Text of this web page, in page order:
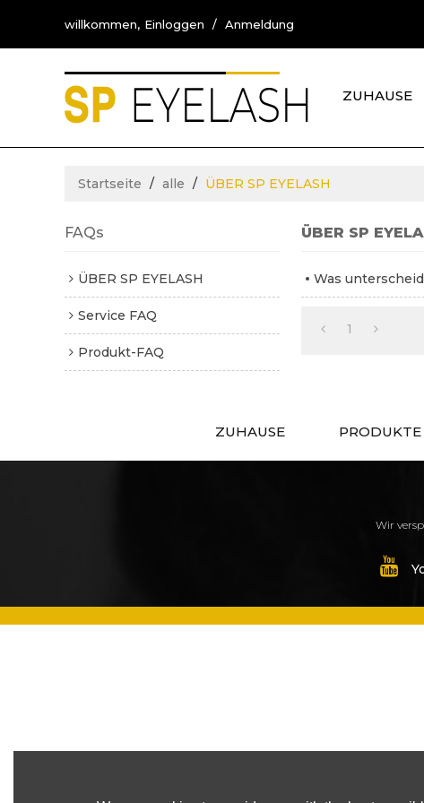
willkommen, Einloggen / Anmeldung
ZUHAUSE
Startseite / alle / ÜBER SP EYELASH
FAQs
ÜBER SP EYELASH
Service FAQ
Produkt-FAQ
ÜBER SP
Was
1
ZUHAUSE PRODUKTE
Wir